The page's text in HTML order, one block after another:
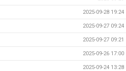
2025-09-28 19:24
2025-09-27 09:24
2025-09-27 09:21
2025-09-26 17:00
2025-09-24 13:28